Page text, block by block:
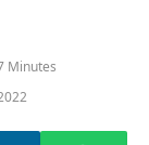
Minutes